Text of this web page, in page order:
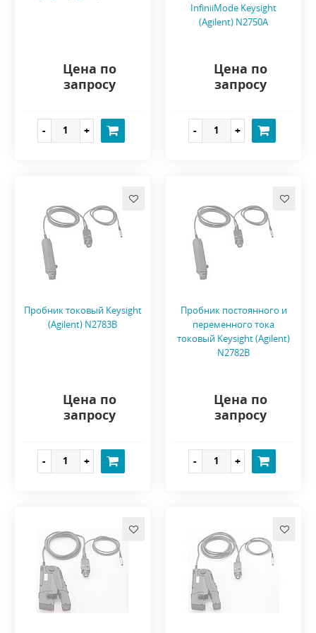
Цена по
запросу
InfiniiMode Keysight
(Agilent) N2750A
Цена по
запросу
Пробник токовый Keysight
(Agilent) N2783B
Цена по
запросу
Пробник постоянного и
переменного тока
токовый Keysight (Agilent)
N2782B
Цена по
запросу